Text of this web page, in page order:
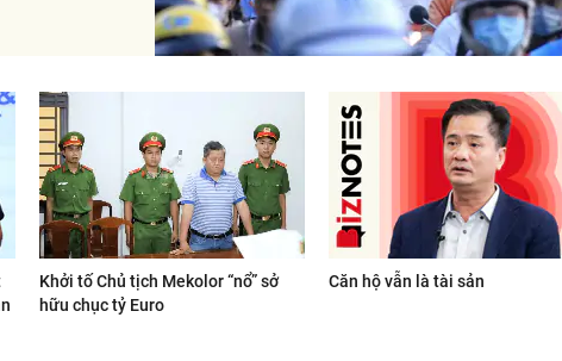
Khởi tố Chủ tịch Mekolor “nổ” sở
hữu chục tỷ Euro
Căn hộ vẫn là tài sản